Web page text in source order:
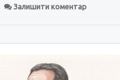
Залишити коментар